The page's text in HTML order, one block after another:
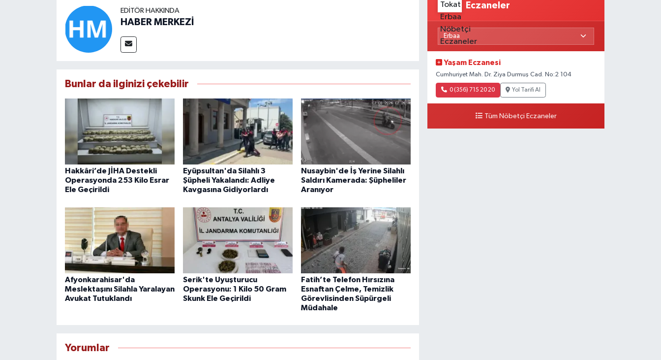
EDITÖR HAKKINDA
HABER MERKEZİ
Bunlar da ilginizi çekebilir
Hakkâri’de JİHA Destekli
Operasyonda 253 Kilo Esrar
Ele Geçirildi
Eyüpsultan'da Silahlı 3
Şüpheli Yakalandı: Adliye
Kavgasına Gidiyorlardı
Nusaybin'de İş Yerine Silahlı
Saldırı Kamerada: Şüpheliler
Aranıyor
Afyonkarahisar'da
Meslektaşını Silahla Yaralayan
Avukat Tutuklandı
Serik'te Uyuşturucu
Operasyonu: 1 Kilo 50 Gram
Skunk Ele Geçirildi
Fatih’te Telefon Hırsızına
Esnaftan Çelme, Temizlik
Görevlisinden Süpürgeli
Müdahale
Yorumlar
Eczaneler
Yaşam Eczanesi
Cumhuriyet Mah. Dr. Ziya Durmuş Cad. No:2 104
0 (356) 715 20 20 Yol Tarifi Al
Tüm Nöbetçi Eczaneler